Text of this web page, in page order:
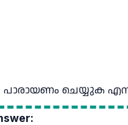
പാരായണം ചെയ്യുക